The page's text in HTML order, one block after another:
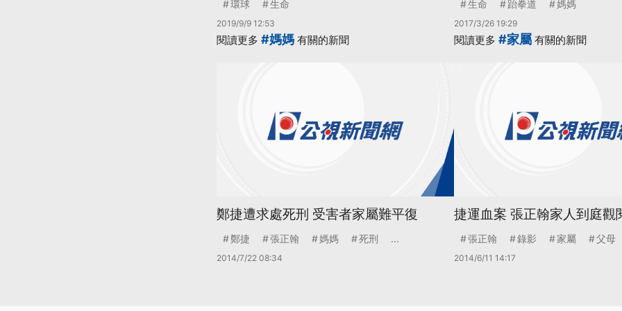
環球 生命
2019/9/9 12:53
生命 跆拳道 媽媽
2017/3/26 19:29
閱讀更多 #媽媽 有關的新聞
鄭捷遭求處死刑 受害者家屬難平復
鄭捷 張正翰 媽媽 死刑 ...
2014/7/22 08:34
閱讀更多 #家屬 有關的新聞
捷運血案 張正翰家人到庭觀
張正翰 錄影 家屬 父母
2014/6/11 14:17